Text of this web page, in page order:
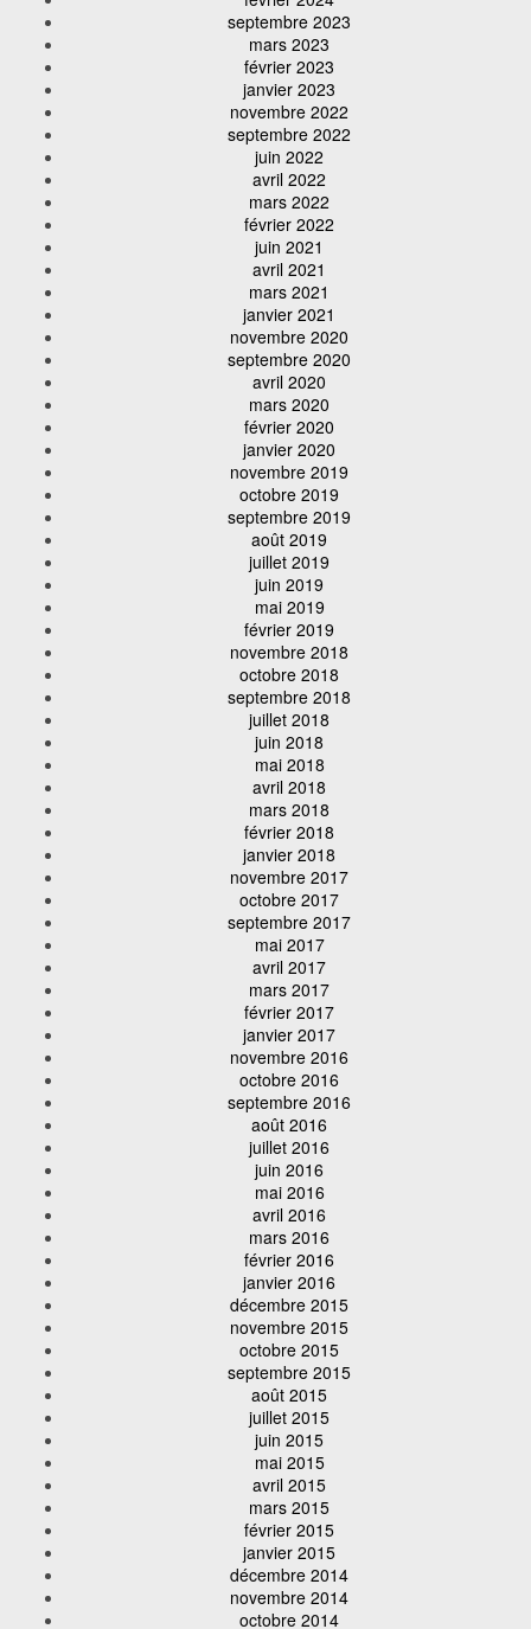
septembre 2023
mars 2023
février 2023
janvier 2023
novembre 2022
septembre 2022
juin 2022
avril 2022
mars 2022
février 2022
juin 2021
avril 2021
mars 2021
janvier 2021
novembre 2020
septembre 2020
avril 2020
mars 2020
février 2020
janvier 2020
novembre 2019
octobre 2019
septembre 2019
août 2019
juillet 2019
juin 2019
mai 2019
février 2019
novembre 2018
octobre 2018
septembre 2018
juillet 2018
juin 2018
mai 2018
avril 2018
mars 2018
février 2018
janvier 2018
novembre 2017
octobre 2017
septembre 2017
mai 2017
avril 2017
mars 2017
février 2017
janvier 2017
novembre 2016
octobre 2016
septembre 2016
août 2016
juillet 2016
juin 2016
mai 2016
avril 2016
mars 2016
février 2016
janvier 2016
décembre 2015
novembre 2015
octobre 2015
septembre 2015
août 2015
juillet 2015
juin 2015
mai 2015
avril 2015
mars 2015
février 2015
janvier 2015
décembre 2014
novembre 2014
octobre 2014